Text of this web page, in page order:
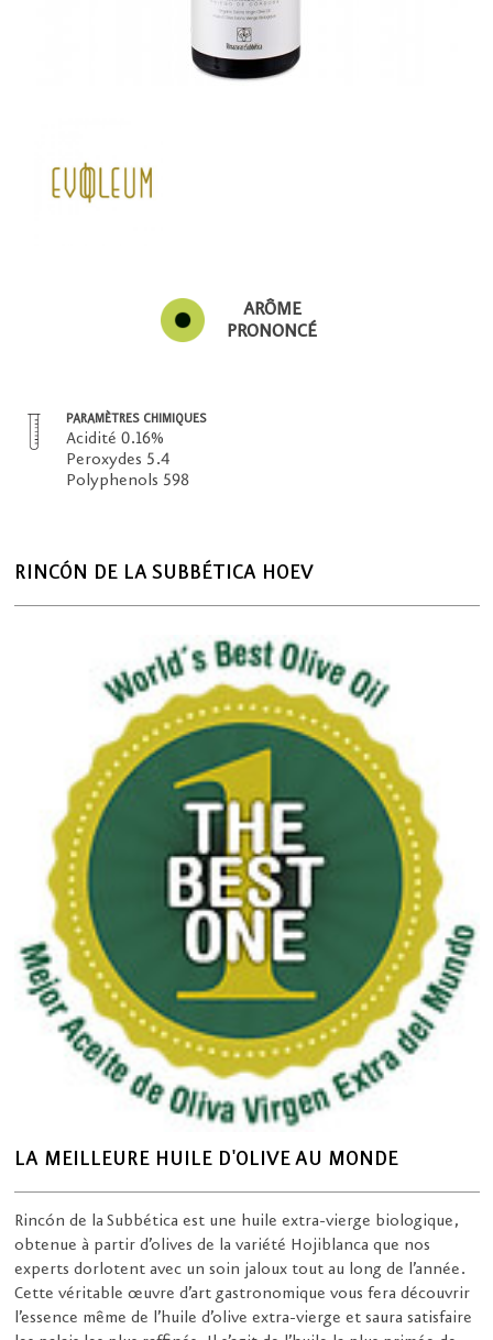
ARÔME
PRONONCÉ
PARAMÈTRES CHIMIQUES
Acidité 0.16%
Peroxydes 5.4
Polyphenols 598
RINCÓN DE LA SUBBÉTICA HOEV
LA MEILLEURE HUILE D'OLIVE AU MONDE
Rincón de la Subbética est une huile extra-vierge biologique,
obtenue à partir d’olives de la variété Hojiblanca que nos
experts dorlotent avec un soin jaloux tout au long de l’année.
Cette véritable œuvre d’art gastronomique vous fera découvrir
l’essence même de l’huile d’olive extra-vierge et saura satisfaire